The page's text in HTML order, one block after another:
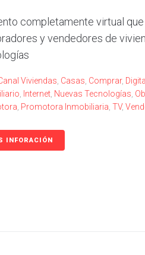
completamente virtual
y vendedores de
Viviendas, Casas, Comprar, Digital
, Internet, Nuevas Tecnologías,
, Promotora Inmobiliaria, TV,
INFORACIÓN